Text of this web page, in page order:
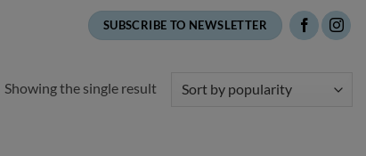
SUBSCRIBE TO NEWSLETTER
Showing the single result